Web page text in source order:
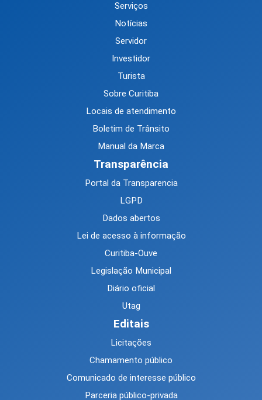
Serviços
Notícias
Servidor
Investidor
Turista
Sobre Curitiba
Locais de atendimento
Boletim de Trânsito
Manual da Marca
Transparência
Portal da Transparencia
LGPD
Dados abertos
Lei de acesso à informação
Curitiba-Ouve
Legislação Municipal
Diário oficial
Utag
Editais
Licitações
Chamamento público
Comunicado de interesse público
Parceria público-privada